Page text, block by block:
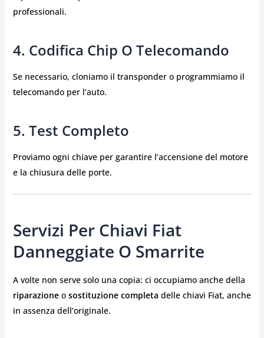
professionali.
4. Codifica Chip O Telecomando
Se necessario, cloniamo il transponder o programmiamo il
telecomando per l’auto.
5. Test Completo
Proviamo ogni chiave per garantire l’accensione del motore
e la chiusura delle porte.
Servizi Per Chiavi Fiat
Danneggiate O Smarrite
A volte non serve solo una copia: ci occupiamo anche della
riparazioneo sostituzione completa delle chiavi Fiat, anche
in assenza dell’originale.